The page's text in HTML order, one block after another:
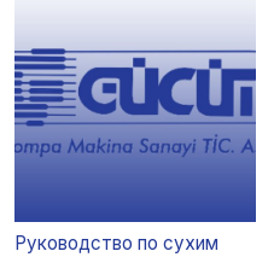
Руководство по сухим